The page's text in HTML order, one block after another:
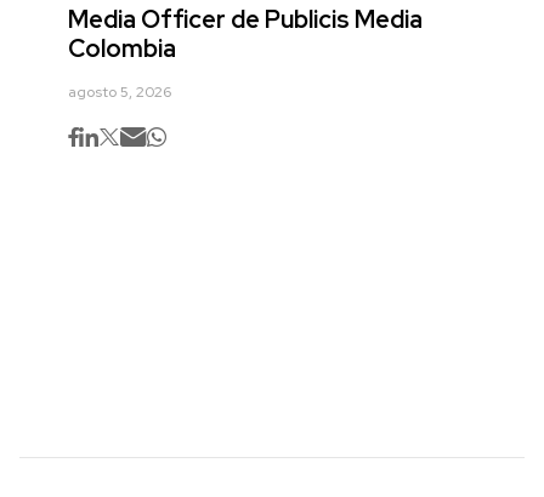
Media Officer de Publicis Media
Colombia
agosto 5, 2026